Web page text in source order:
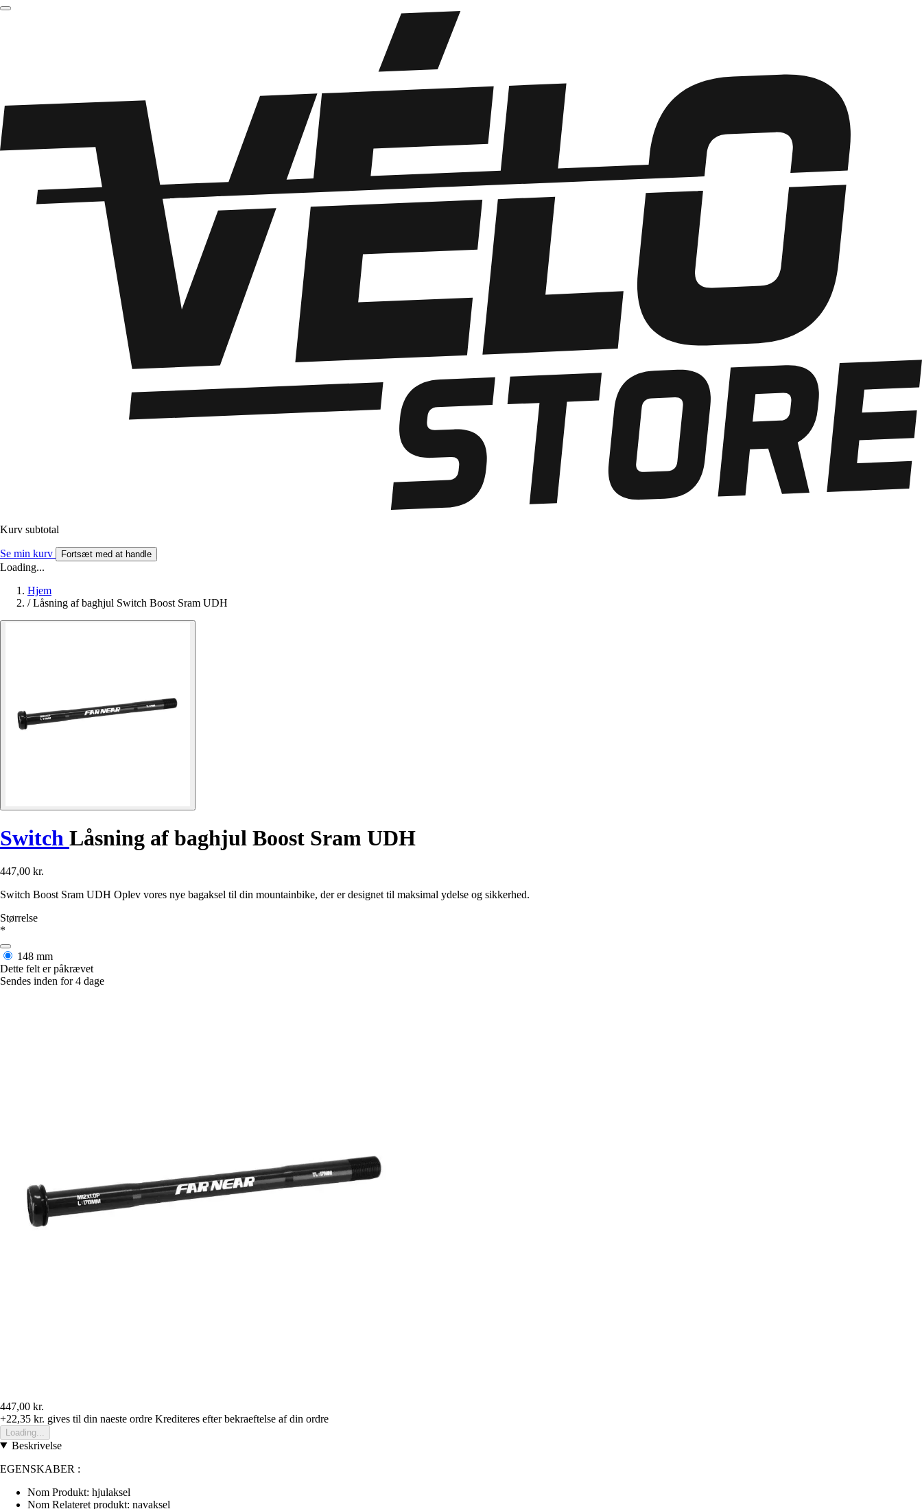
Kurv subtotal
Se min kurv Fortsæt med at handle
Loading...
Hjem
/ Låsning af baghjul Switch Boost Sram UDH
Switch Låsning af baghjul Boost Sram UDH
447,00 kr.
Switch Boost Sram UDH Oplev vores nye bagaksel til din mountainbike, der er designet til maksimal ydelse og sikkerhed.
Størrelse
*
148 mm
Dette felt er påkrævet
Sendes inden for 4 dage
447,00 kr.
+22,35 kr. gives til din naeste ordre Krediteres efter bekraeftelse af din ordre
Loading...
Beskrivelse
EGENSKABER :
Nom Produkt: hjulaksel
Nom Relateret produkt: navaksel